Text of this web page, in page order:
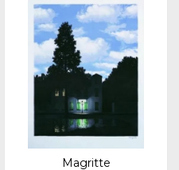
Magritte